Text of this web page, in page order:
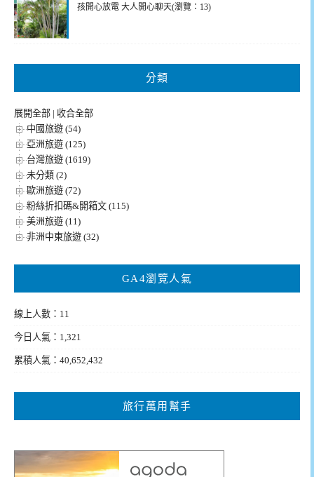
孩開心放電 大人開心聊天(瀏覽：13)
分類
展開全部 | 收合全部
中國旅遊 (54)
亞洲旅遊 (125)
台灣旅遊 (1619)
未分類 (2)
歐洲旅遊 (72)
粉絲折扣碼&開箱文 (115)
美洲旅遊 (11)
非洲中東旅遊 (32)
GA4瀏覽人氣
線上人數：11
今日人氣：1,321
累積人氣：40,652,432
旅行萬用幫手